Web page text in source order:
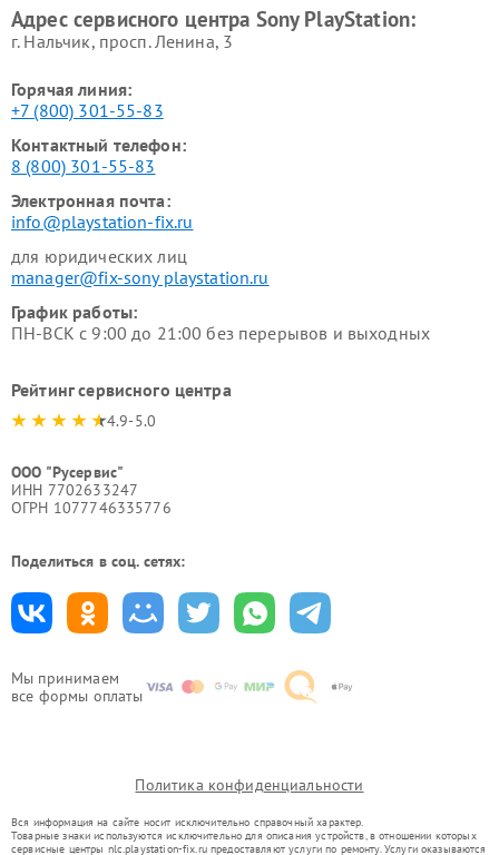
Мы принимаем
все формы оплаты
Адрес сервисного центра Sony PlayStation:
г. Нальчик, просп. Ленина, 3
Горячая линия:
+7 (800) 301-55-83
Контактный телефон:
8 (800) 301-55-83
Электронная почта:
info@playstation-fix.ru
для юридических лиц
manager@fix-sony playstation.ru
График работы:
ПН-ВСК с 9:00 до 21:00 без перерывов и выходных
Рейтинг сервисного центра
4.9-5.0
ООО "Русервис"
ИНН 7702633247
ОГРН 1077746335776
Поделиться в соц. сетях:
Политика конфиденциальности
Вся информация на сайте носит исключительно справочный характер.
Товарные знаки используются исключительно для описания устройств, в отношении которых
сервисные центры nlc.playstation-fix.ru предоставляют услуги по ремонту. Услуги оказываются